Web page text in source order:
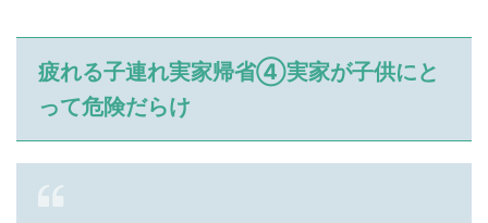
疲れる子連れ実家帰省④実家が子供にと
って危険だらけ